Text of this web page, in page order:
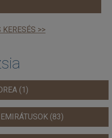
KERESÉS >>
(1)
(83)